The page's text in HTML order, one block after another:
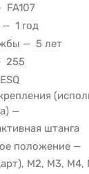
FA107
1 год
5 лет
255
ESQ
штанга
положение
M2, M3, M4,